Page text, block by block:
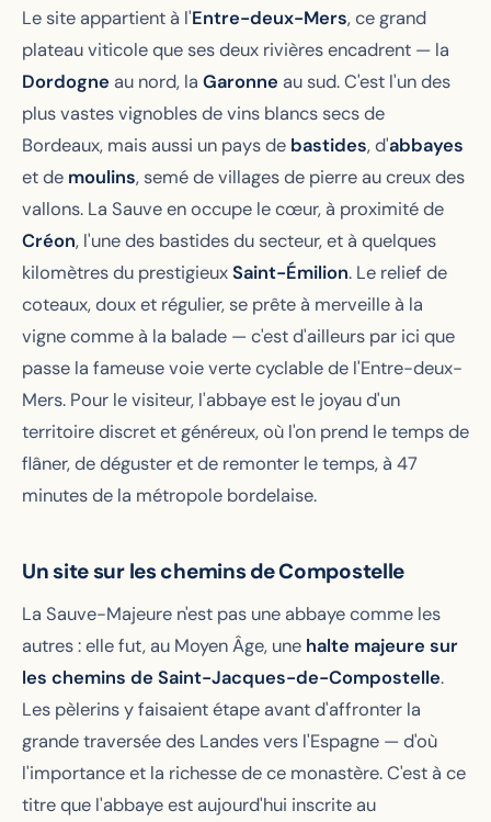
Le site appartient à l'Entre-deux-Mers, ce grand
plateau viticole que ses deux rivières encadrent — la
Dordogne au nord, la Garonne au sud. C'est l'un des
plus vastes vignobles de vins blancs secs de
Bordeaux, mais aussi un pays de bastides, d'abbayes
et de moulins, semé de villages de pierre au creux des
vallons. La Sauve en occupe le cœur, à proximité de
Créon, l'une des bastides du secteur, et à quelques
kilomètres du prestigieuxSaint-Émilion. Le relief de
coteaux, doux et régulier, se prête à merveille à la
vigne comme à la balade — c'est d'ailleurs par ici que
passe la fameuse voie verte cyclable de l'Entre-deux-
Mers. Pour le visiteur, l'abbaye est le joyau d'un
territoire discret et généreux, où l'on prend le temps de
flâner, de déguster et de remonter le temps, à 47
minutes de la métropole bordelaise.
Un site sur les chemins de Compostelle
La Sauve-Majeure n'est pas une abbaye comme les
autres : elle fut, au Moyen Âge, une halte majeure sur
les chemins de Saint-Jacques-de-Compostelle.
Les pèlerins y faisaient étape avant d'affronter la
grande traversée des Landes vers l'Espagne — d'où
l'importance et la richesse de ce monastère. C'est à ce
titre que l'abbaye est aujourd'hui inscrite au